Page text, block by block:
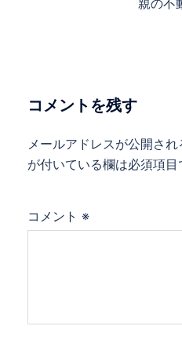
ョ
親の不
コメントを残す
メールアドレスが公開され
が付いている欄は必須項目
コメント ※